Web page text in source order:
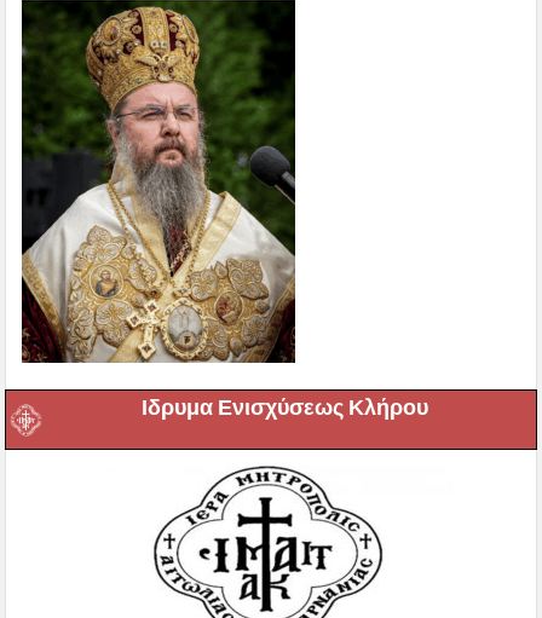
Ιδρυμα Ενισχύσεως Κλήρου